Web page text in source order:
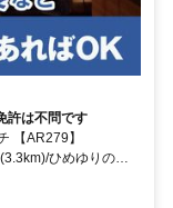
許は不問です
【AR279】
ひめゆりの塔